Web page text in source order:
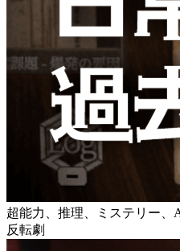
超能力、推理、ミステリー、
反転劇